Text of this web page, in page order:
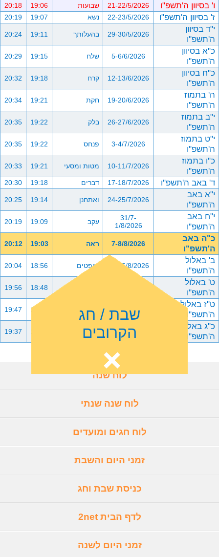
ו' בסיוון ה'תשפ"ו 21-22/5/2026 שבועות 19:06
20:18
ז' בסיוון ה'תשפ"ו 22-23/5/2026 נשא 19:07
20:19
י"ד בסיוון
ה'תשפ"ו
29-30/5/2026 בהעלותך 19:11
20:24
כ"א בסיוון
ה'תשפ"ו
5-6/6/2026 שלח 19:15
20:29
כ"ח בסיוון
ה'תשפ"ו
12-13/6/2026 קרח 19:18
20:32
ה' בתמוז
ה'תשפ"ו
19-20/6/2026 חקת 19:21
20:34
י"ב בתמוז
ה'תשפ"ו
26-27/6/2026 בלק 19:22
20:35
י"ט בתמוז
ה'תשפ"ו
3-4/7/2026 פנחס 19:22
20:35
כ"ו בתמוז
ה'תשפ"ו
10-11/7/2026 מטות ומסעי 19:21
20:33
ד' באב ה'תשפ"ו 17-18/7/2026 דברים 19:18
20:30
י"א באב
ה'תשפ"ו
24-25/7/2026 ואתחנן 19:14
20:25
י"ח באב
ה'תשפ"ו
31/7-
1/8/2026
עקב 19:09
20:19
כ"ה באב
ה'תשפ"ו
7-8/8/2026 ראה 19:03
20:12
ב' באלול
ה'תשפ"ו
14-15/8/2026 שופטים 18:56
20:04
ט' באלול
ה'תשפ"ו
18:48
19:56
ט"ז באלול
ה'תשפ"ו
28-29/8/2026 כי תבוא 18:40
19:47
כ"ג באלול
ה'תשפ"ו
4-5/9/2026 ניצבים וילך 18:31
19:37
שבת / חג
הקרובים
לוח שנה
לוח שנה שנתי
לוח חגים ומועדים
זמני היום והשבת
כניסת שבת וחג
לדף הבית 2net
זמני היום לשנה